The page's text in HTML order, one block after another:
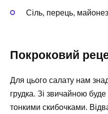
Сіль, перець, майонез
Покроковий
Для цього салату нам
грудка. Зі звичайною
тонкими скибочками.